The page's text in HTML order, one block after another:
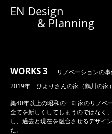
EN Design
& Planning
WORKS 3
リノベーションの事
2019年 ひよりさんの家（鶴川の家）
築40年以上の昭和の一軒家のリノベ
全てを新しくしてしまうのではなく
し、過去と現在を融合させるデザイ
た。